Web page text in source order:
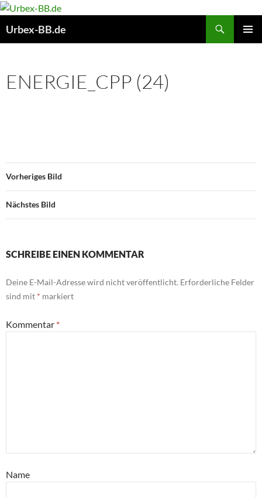
Urbex-BB.de
ENERGIE_CPP (24)
Vorheriges Bild
Nächstes Bild
SCHREIBE EINEN KOMMENTAR
Deine E-Mail-Adresse wird nicht veröffentlicht. Erforderliche Felder
sind mit * markiert
Kommentar *
Name